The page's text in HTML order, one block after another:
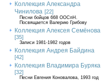
Коллекция Александра
Чинилова [22]
Песни бойцов 668 ООСпН.
Посвящается Валерию Грибову
Коллекция Алексея Семёнова
[35]
Записи 1981-1982 годов
Коллекция Андрея Байдина
[42]
Коллекция Владимира Буряка
[32]
Песни Евгения Коновалова, 1993 год